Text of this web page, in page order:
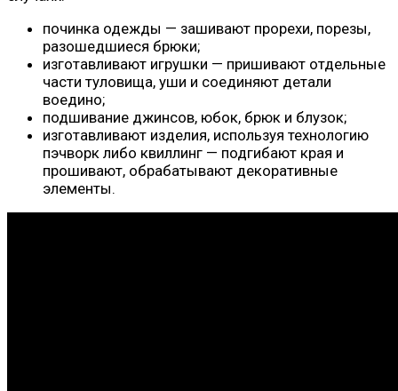
починка одежды — зашивают прорехи, порезы,
разошедшиеся брюки;
изготавливают игрушки — пришивают отдельные
части туловища, уши и соединяют детали
воедино;
подшивание джинсов, юбок, брюк и блузок;
изготавливают изделия, используя технологию
пэчворк либо квиллинг — подгибают края и
прошивают, обрабатывают декоративные
элементы.